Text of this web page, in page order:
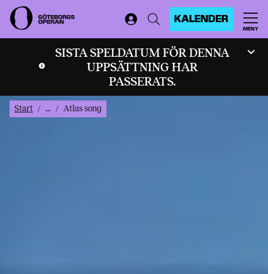
KALENDER
MENY
SISTA SPELDATUM FÖR DENNA
UPPSÄTTNING HAR
PASSERATS.
Start ... Atlas song